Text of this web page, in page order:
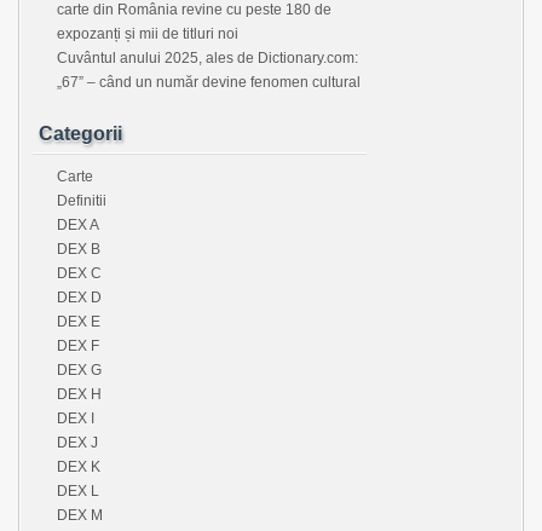
carte din România revine cu peste 180 de
expozanți și mii de titluri noi
Cuvântul anului 2025, ales de Dictionary.com:
„67” – când un număr devine fenomen cultural
Categorii
Carte
Definitii
DEX A
DEX B
DEX C
DEX D
DEX E
DEX F
DEX G
DEX H
DEX I
DEX J
DEX K
DEX L
DEX M